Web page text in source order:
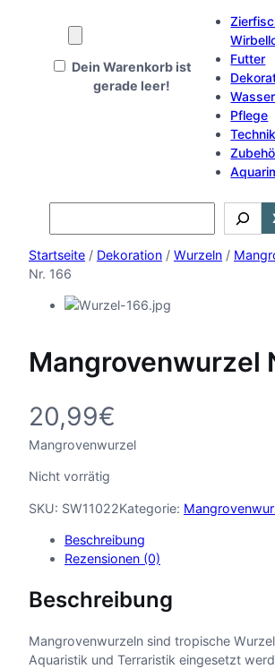
Dein Warenkorb ist
gerade leer!
Futter
Pflege
Technik
Startseite / Dekoration / Wurzeln /
Nr. 166
Mangrovenwurzel
20,99€
Mangrovenwurzel
Nicht vorrätig
SKU: SW11022Kategorie:
Beschreibung
Rezensionen (0)
Beschreibung
Mangrovenwurzeln sind tropische
Aquaristik und Terraristik eingesetzt